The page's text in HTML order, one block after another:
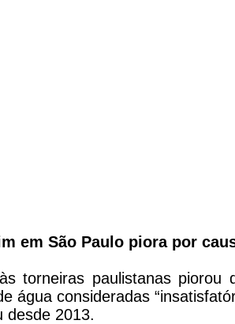
em São Paulo piora por
torneiras paulistanas
água consideradas
desde 2013.